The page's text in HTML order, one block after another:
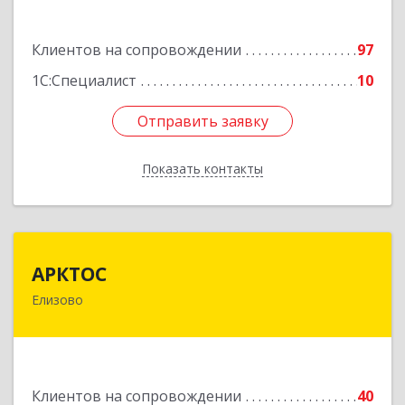
Клиентов на сопровождении
97
1С:Специалист
10
Отправить заявку
Показать контакты
Отправить заявку
Назад
АРКТОС
Елизово
Клиентов на сопровождении
40
684036, Камчатский край, Елизовский р-н,